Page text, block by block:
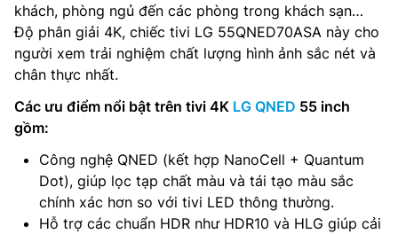
khách, phòng ngủ đến các phòng trong khách sạn…
Độ phân giải 4K, chiếc tivi LG 55QNED70ASA này cho
người xem trải nghiệm chất lượng hình ảnh sắc nét và
chân thực nhất.
Các ưu điểm nổi bật trên tivi 4K LG QNED 55 inch
gồm:
Công nghệ QNED (kết hợp NanoCell + Quantum
Dot), giúp lọc tạp chất màu và tái tạo màu sắc
chính xác hơn so với tivi LED thông thường.
Hỗ trợ các chuẩn HDR như HDR10 và HLG giúp cải